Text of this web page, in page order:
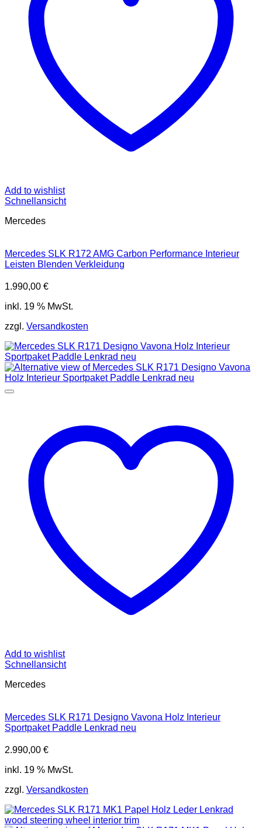
Add to wishlist
Schnellansicht
Mercedes
Mercedes SLK R172 AMG Carbon Performance Interieur
Leisten Blenden Verkleidung
1.990,00 €
inkl. 19 % MwSt.
zzgl. Versandkosten
Add to wishlist
Schnellansicht
Mercedes
Mercedes SLK R171 Designo Vavona Holz Interieur
Sportpaket Paddle Lenkrad neu
2.990,00 €
inkl. 19 % MwSt.
zzgl. Versandkosten